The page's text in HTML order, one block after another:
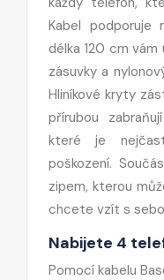
Kabel podporuje
délka 120 cm
zásuvky a
Hliníkové kryty
přírubou
které je
poškození.
zipem, kterou
chcete vzít s
Nabijete 4
Pomocí kabelu